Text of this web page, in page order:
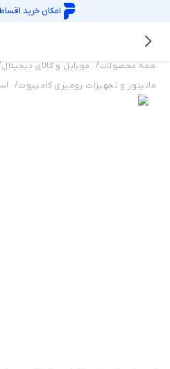
امکان خرید
همه محصولات/ موبایل و کالای دیجیتال
مانیتور و تجهیزات رومیزی کامپیوت/